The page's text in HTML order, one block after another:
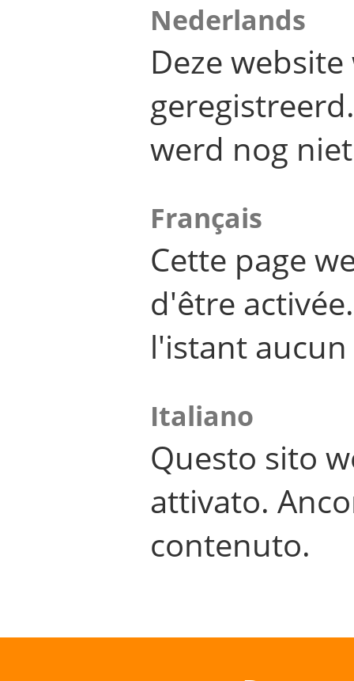
Nederlands
Deze
werd nog
Français
Cette page
d'être
l'istant
Italiano
Questo sito
attivato.
contenuto.